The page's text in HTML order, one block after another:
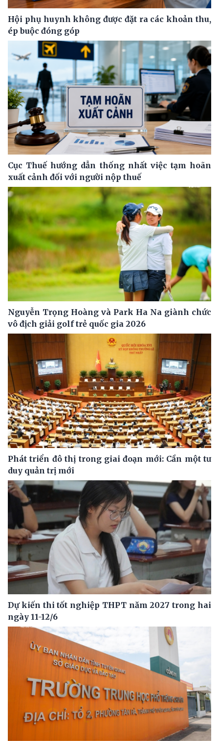
Hội phụ huynh không được đặt ra các khoản thu,
ép buộc đóng góp
Cục Thuế hướng dẫn thống nhất việc tạm hoãn
xuất cảnh đối với người nộp thuế
Nguyễn Trọng Hoàng và Park Ha Na giành chức
vô địch giải golf trẻ quốc gia 2026
Phát triển đô thị trong giai đoạn mới: Cần một tư
duy quản trị mới
Dự kiến thi tốt nghiệp THPT năm 2027 trong hai
ngày 11-12/6